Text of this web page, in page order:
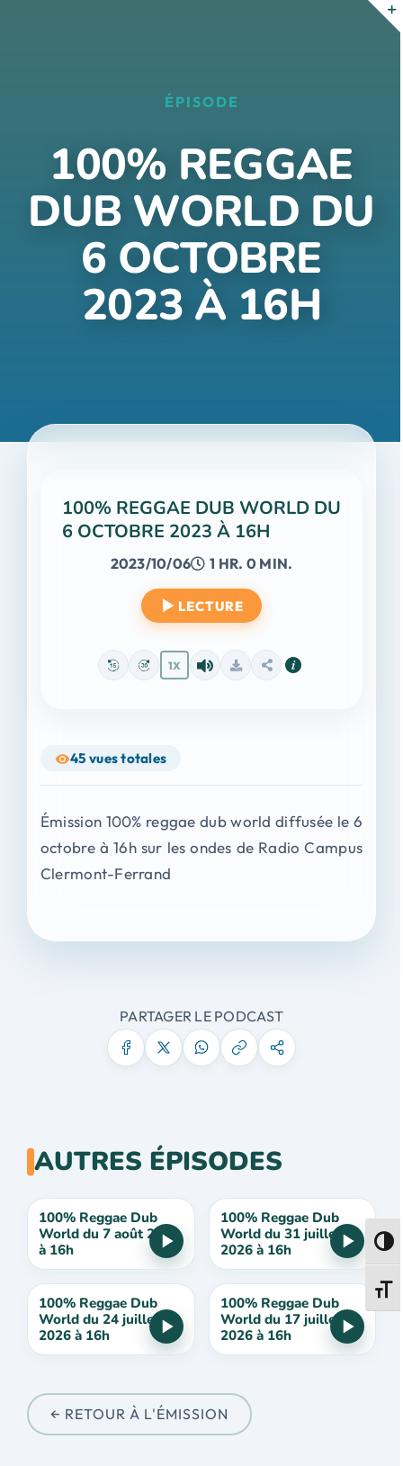
ÉPISODE
100% REGGAE
DUB WORLD DU
6 OCTOBRE
2023 À 16H
100% REGGAE DUB WORLD DU
6 OCTOBRE 2023 À 16H
2023/10/06 1 HR. 0 MIN.
LECTURE
1X
45 vues totales
Émission 100% reggae dub world diffusée le 6
octobre à 16h sur les ondes de Radio Campus
Clermont-Ferrand
PARTAGER LE PODCAST
AUTRES ÉPISODES
100% Reggae Dub
World du 7 août 2026
à 16h
100% Reggae Dub
World du 31 juillet
2026 à 16h
100% Reggae Dub
World du 24 juillet
2026 à 16h
100% Reggae Dub
World du 17 juillet
2026 à 16h
← RETOUR À L'ÉMISSION